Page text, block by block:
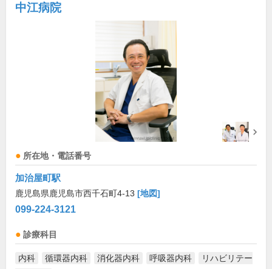
中江病院
所在地・電話番号
加治屋町駅
鹿児島県鹿児島市西千石町4-13 [地図]
099-224-3121
診療科目
内科 循環器内科 消化器内科 呼吸器内科
リハビリテー